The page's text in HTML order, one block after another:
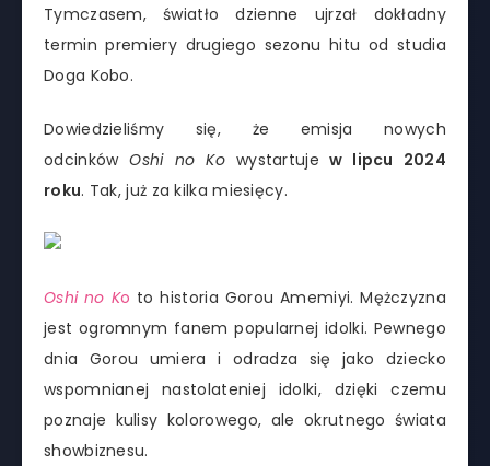
Tymczasem, światło dzienne ujrzał dokładny
termin premiery drugiego sezonu hitu od studia
Doga Kobo.
Dowiedzieliśmy się, że emisja nowych
odcinkówOshi no Ko wystartuje w lipcu 2024
roku. Tak, już za kilka miesięcy.
Oshi no Ko to historia Gorou Amemiyi. Mężczyzna
jest ogromnym fanem popularnej idolki. Pewnego
dnia Gorou umiera i odradza się jako dziecko
wspomnianej nastolateniej idolki, dzięki czemu
poznaje kulisy kolorowego, ale okrutnego świata
showbiznesu.